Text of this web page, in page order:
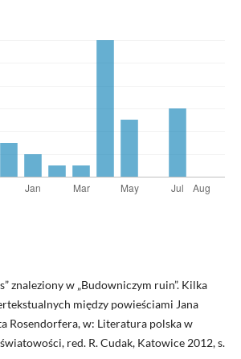
znaleziony w „Budowniczym ruin”. Kilka
między powieściami Jana
Rosendorfera, w: Literatura polska w
red. R. Cudak, Katowice 2012, s.